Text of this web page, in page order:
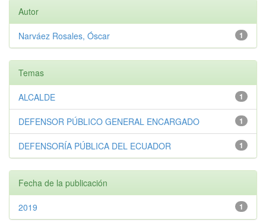
Autor
1
Narváez Rosales, Óscar
Temas
1
ALCALDE
1
DEFENSOR PÚBLICO GENERAL ENCARGADO
1
DEFENSORÍA PÚBLICA DEL ECUADOR
Fecha de la publicación
1
2019